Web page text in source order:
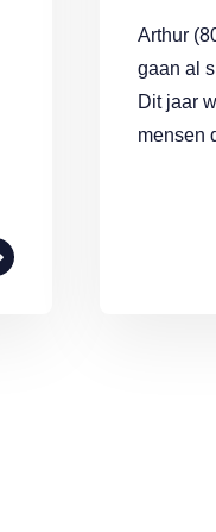
Arthur
gaan al
Dit jaar
mensen